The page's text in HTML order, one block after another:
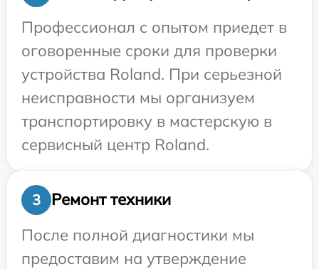
Профессионал с опытом приедет в
оговоренные сроки для проверки
устройства Roland. При серьезной
неисправности мы организуем
транспортировку в мастерскую в
сервисный центр Roland.
3
Ремонт техники
После полной диагностики мы
предоставим на утверждение